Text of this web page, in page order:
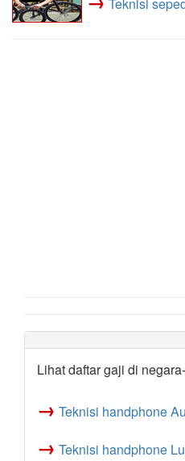
Lihat daftar gaji di
→ Teknisi handphone
→ Teknisi handphone